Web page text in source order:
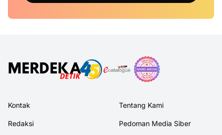
Kontak Tentang Kami
Redaksi Pedoman Media Siber